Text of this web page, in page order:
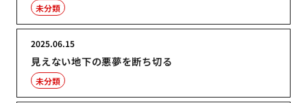
未分類
見えない地下の悪夢を断ち切る
2025.06.15
未分類